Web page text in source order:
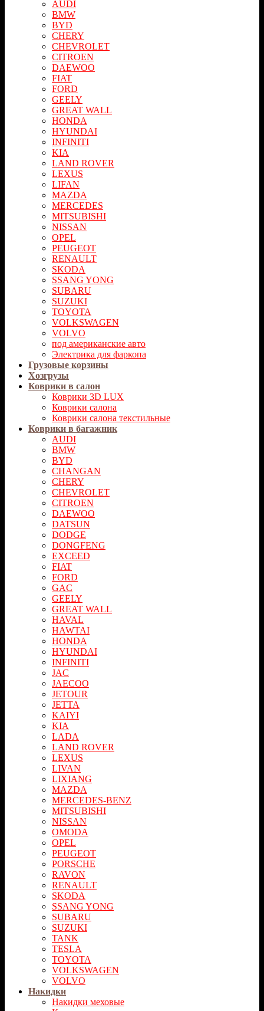
AUDI
BMW
BYD
CHERY
CHEVROLET
CITROEN
DAEWOO
FIAT
FORD
GEELY
GREAT WALL
HONDA
HYUNDAI
INFINITI
KIA
LAND ROVER
LEXUS
LIFAN
MAZDA
MERСEDES
MITSUBISHI
NISSAN
OPEL
PEUGEOT
RENAULT
SKODA
SSANG YONG
SUBARU
SUZUKI
TOYOTA
VOLKSWAGEN
VOLVO
под американские авто
Электрика для фаркопа
Грузовые корзины
Хозгрузы
Коврики в салон
Коврики 3D LUX
Коврики салона
Коврики салона текстильные
Коврики в багажник
AUDI
BMW
BYD
CHANGAN
CHERY
CHEVROLET
CITROEN
DAEWOO
DATSUN
DODGE
DONGFENG
EXCEED
FIAT
FORD
GAC
GEELY
GREAT WALL
HAVAL
HAWTAI
HONDA
HYUNDAI
INFINITI
JAC
JAECOO
JETOUR
JETTA
KAIYI
KIA
LADA
LAND ROVER
LEXUS
LIVAN
LIXIANG
MAZDA
MERCEDES-BENZ
MITSUBISHI
NISSAN
OMODA
OPEL
PEUGEOT
PORSCHE
RAVON
RENAULT
SKODA
SSANG YONG
SUBARU
SUZUKI
TANK
TESLA
TOYOTA
VOLKSWAGEN
VOLVO
Накидки
Накидки меховые